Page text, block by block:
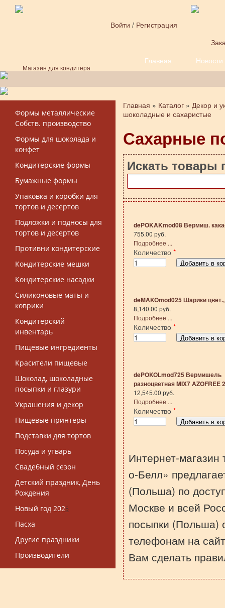
Перейти к основному содержанию
Магазин для кондитера
Войти / Регистрация
Главная
Новости
Форма поиска
Формы металлические
Собств. производство
Формы для шоколада и
конфет
Кондитерские формы
Бумажные формы
Упаковка и коробки для
тортов и десертов
Подложки и подносы для
тортов и десертов
Противни кондитерские
Кондитерские мешки
Кондитерские насадки
Силиконовые маты и
коврики
Кондитерский
инвентарь
Пищевые ингредиенты
Красители пищевые
Шоколад, шоколадные
посыпки и глазури
Украшения и декор
Пищевые принтеры
Подставки для тортов
Посуда и утварь
Свадебный сезон
Детский праздник, День
Рождения
Новый год 2025
Пасха
Другие праздники
Производители
Вы здесь
Главная » Каталог » Декор и
шоколадные и сахаристые
Сахарные
Искать товары
dePOKAKmod08 Вермиш.
755.00 руб.
Подробнее ...
Количество *
deMAKOmod025 Шарики цвет.,
8,140.00 руб.
Подробнее ...
Количество *
dePOKOLmod725 Вермишель
разноцветная MIX7 AZOFREE
12,545.00 руб.
Подробнее ...
Количество *
Интернет-магазин
о-Белл»
(Польша) по
Москве и всей
посыпки (Польша)
телефонам на
Вам сделать